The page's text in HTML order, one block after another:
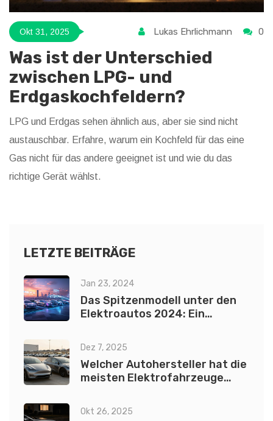
Okt 31, 2025 Lukas Ehrlichmann 0
Was ist der Unterschied
zwischen LPG- und
Erdgaskochfeldern?
LPG und Erdgas sehen ähnlich aus, aber sie sind nicht
austauschbar. Erfahre, warum ein Kochfeld für das eine
Gas nicht für das andere geeignet ist und wie du das
richtige Gerät wählst.
LETZTE BEITRÄGE
Jan 23, 2024
Das Spitzenmodell unter den
Elektroautos 2024: Ein
Dez 7, 2025
Welcher Autohersteller hat die
meisten Elektrofahrzeuge
Okt 26, 2025